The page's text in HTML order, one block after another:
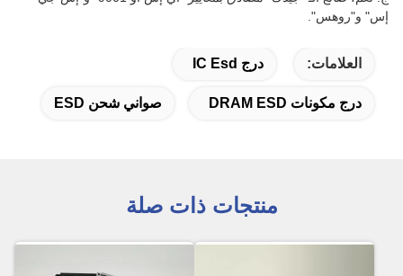
إس" و"روهس".
العلامات: درج IC Esd
درج مكونات DRAM ESD صواني شحن ESD
منتجات ذات صلة